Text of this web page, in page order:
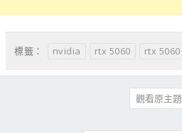
標籤： nvidia rtx 5060 rtx
觀看原主題